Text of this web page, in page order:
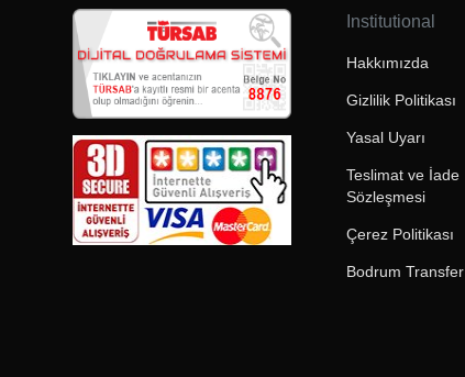
Institutional
Hakkımızda
Gizlilik Politikası
Yasal Uyarı
Teslimat ve İade
Sözleşmesi
Çerez Politikası
Bodrum Transfer